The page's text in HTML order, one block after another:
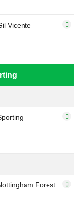
Vicente
Forest